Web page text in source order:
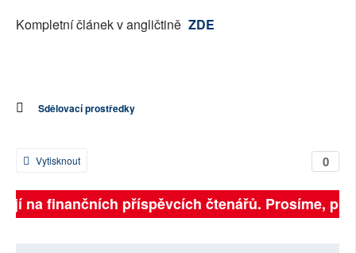
Kompletní článek v angličtině ZDE
Sdělovací prostředky
0
Vytisknout
na finančních příspěvcích čtenářů. Prosíme,